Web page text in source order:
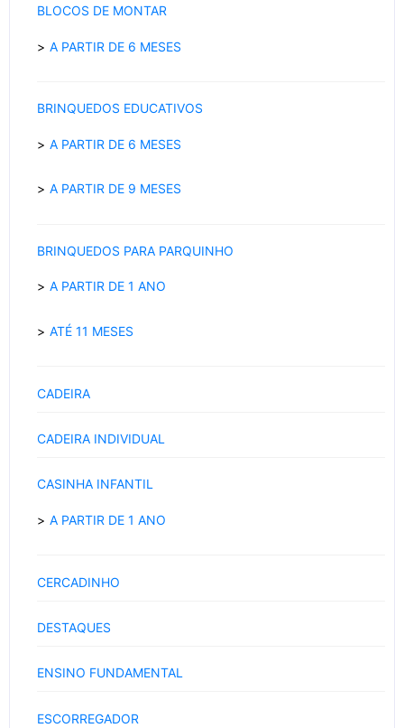
BLOCOS DE MONTAR
A PARTIR DE 6 MESES
BRINQUEDOS EDUCATIVOS
A PARTIR DE 6 MESES
A PARTIR DE 9 MESES
BRINQUEDOS PARA PARQUINHO
A PARTIR DE 1 ANO
ATÉ 11 MESES
CADEIRA
CADEIRA INDIVIDUAL
CASINHA INFANTIL
A PARTIR DE 1 ANO
CERCADINHO
DESTAQUES
ENSINO FUNDAMENTAL
ESCORREGADOR